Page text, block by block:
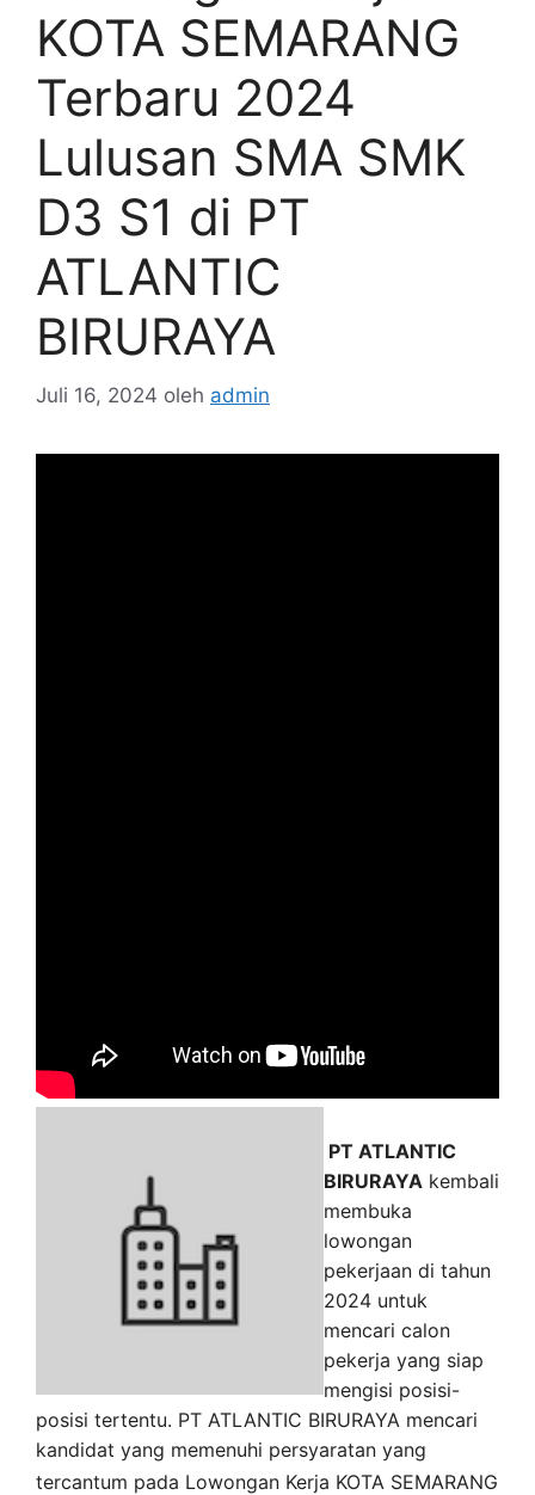
KOTA SEMARANG
Terbaru 2024
Lulusan SMA SMK
D3 S1 di PT
ATLANTIC
BIRURAYA
Juli 16, 2024 oleh admin
PT ATLANTIC
BIRURAYA kembali
membuka
lowongan
pekerjaan di tahun
2024 untuk
mencari calon
pekerja yang siap
mengisi posisi-
posisi tertentu. PT ATLANTIC BIRURAYA mencari
kandidat yang memenuhi persyaratan yang
tercantum pada Lowongan Kerja KOTA SEMARANG